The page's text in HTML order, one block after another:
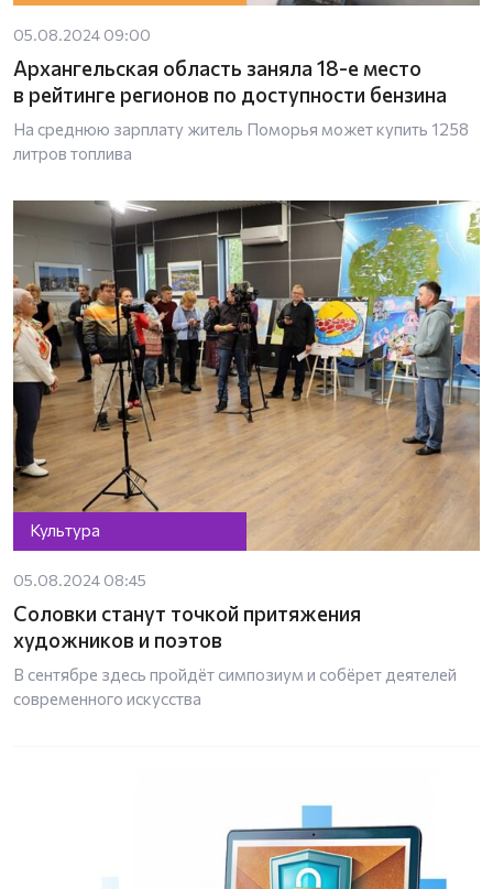
05.08.2024 09:00
Архангельская область заняла 18-е место
в рейтинге регионов по доступности бензина
На среднюю зарплату житель Поморья может купить 1258
литров топлива
Культура
05.08.2024 08:45
Соловки станут точкой притяжения
художников и поэтов
В сентябре здесь пройдёт симпозиум и собёрет деятелей
современного искусства